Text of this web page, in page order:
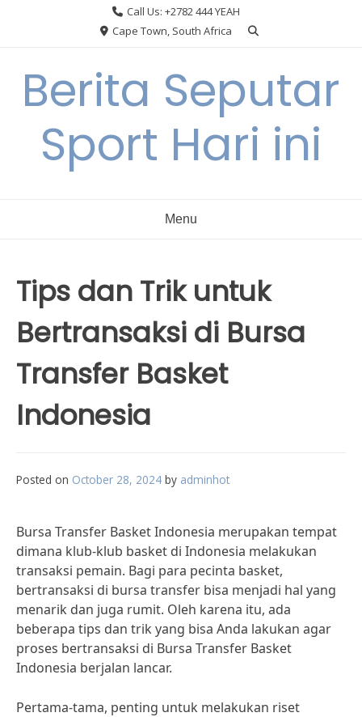
Call Us: +2782 444 YEAH
Cape Town, South Africa
Berita Seputar
Sport Hari ini
Menu
Tips dan Trik untuk
Bertransaksi di Bursa
Transfer Basket
Indonesia
Posted on October 28, 2024 by adminhot
Bursa Transfer Basket Indonesia merupakan tempat
dimana klub-klub basket di Indonesia melakukan
transaksi pemain. Bagi para pecinta basket,
bertransaksi di bursa transfer bisa menjadi hal yang
menarik dan juga rumit. Oleh karena itu, ada
beberapa tips dan trik yang bisa Anda lakukan agar
proses bertransaksi di Bursa Transfer Basket
Indonesia berjalan lancar.
Pertama-tama, penting untuk melakukan riset